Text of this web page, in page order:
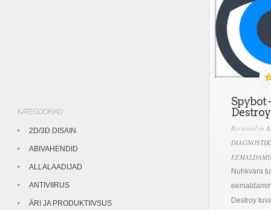
Spybot
Destroy
Reviewed in
Nuhkvara
Destroy
KATEGOORIAD
2D/3D DISAIN
ABIVAHENDID
ALLALAADIJAD
ANTIVIIRUS
ÄRI JA PRODUKTIIVSUS